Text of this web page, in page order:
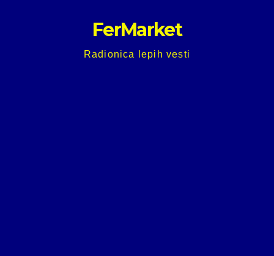
FerMarket
Radionica lepih vesti